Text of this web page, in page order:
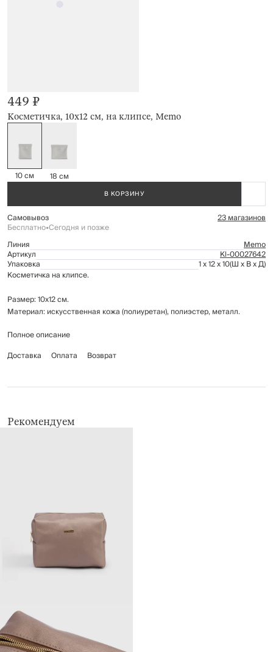
Косметичка, 10х12 см, на клипсе, Memo
449 ₽
10 см 18 см
В КОРЗИНУ
Самовывоз 23 магазинов
Бесплатно•Сегодня и позже
Линия
Memo
Артикул Kl-00027642
Упаковка 1 x 12 x 10(Ш x В x Д)
Косметичка на клипсе.
Размер: 10х12 см.
Материал: искусственная кожа (полиуретан), полиэстер, металл.
Протирать мягкой влажной тканью.
Полное описание
Доставка
Оплата Возврат
Рекомендуем